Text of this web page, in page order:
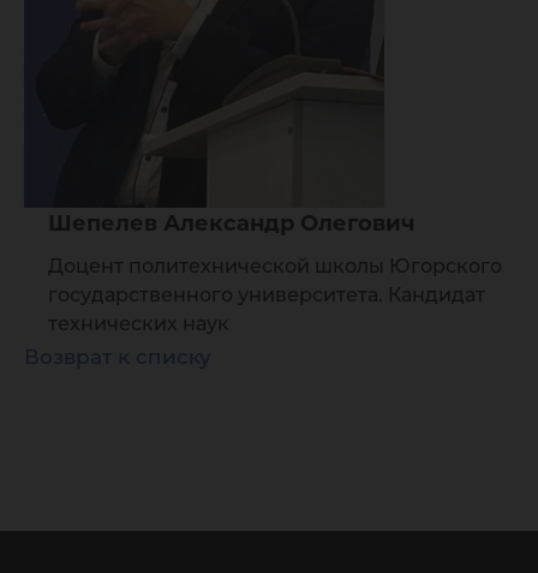
Шепелев Александр Олегович
Доцент политехнической школы Югорского
государственного университета. Кандидат
технических наук
Возврат к списку